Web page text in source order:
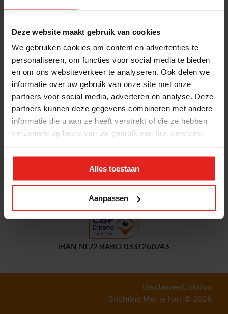
Deze website maakt gebruik van cookies
We gebruiken cookies om content en advertenties te
personaliseren, om functies voor social media te bieden
en om ons websiteverkeer te analyseren. Ook delen we
informatie over uw gebruik van onze site met onze
partners voor social media, adverteren en analyse. Deze
partners kunnen deze gegevens combineren met andere
informatie die u aan ze heeft verstrekt of die ze hebben
verzameld op basis van uw gebruik van hun services.
Alles toestaan
Aanpassen
Actuele vacatures
Pers en media
Jaarverslag 2025
Contact
Klachtenprocedure
Privacyverklaring
Opzeggen
Volg ons
Aanmeldennieuwsbrief
IBAN NL72 RABO 0331260743
DisclaimerColofon
Stichting Met je hart © 2026